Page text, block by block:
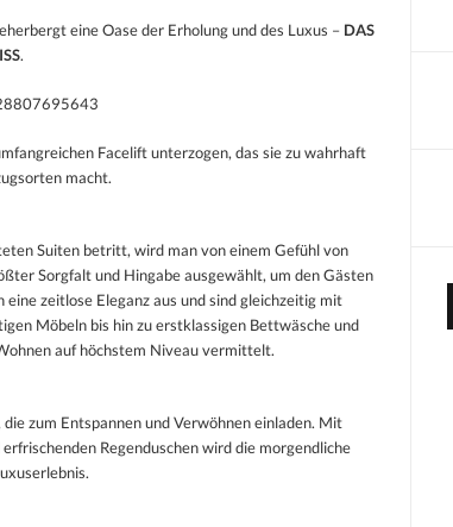
eine Oase der Erholung und des Luxus – DAS
.
Facelift unterzogen, das sie zu wahrhaft
macht.
Suiten betritt, wird man von einem Gefühl von
Sorgfalt und Hingabe ausgewählt, um den Gästen
zeitlose Eleganz aus und sind gleichzeitig mit
Möbeln bis hin zu erstklassigen Bettwäsche und
auf höchstem Niveau vermittelt.
zum Entspannen und Verwöhnen einladen. Mit
Regenduschen wird die morgendliche